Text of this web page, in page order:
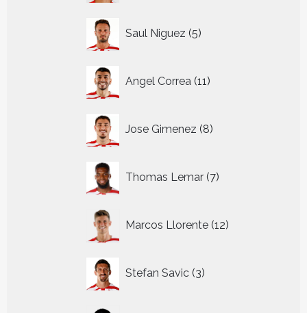
Saul Niguez 5
producten
Angel Correa 11
producten
Jose Gimenez 8
producten
Thomas Lemar 7
producten
Marcos Llorente 12
producten
Stefan Savic 3
producten